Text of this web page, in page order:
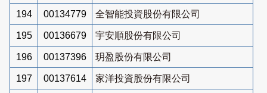
194 00134779 全智能投資股份有限公司
195 00136679 宇安順股份有限公司
196 00137396 玥盈股份有限公司
197 00137614 家洋投資股份有限公司